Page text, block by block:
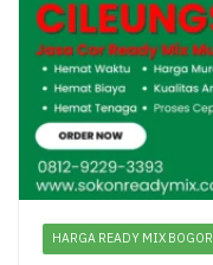
HARGA READY MIX BOGOR